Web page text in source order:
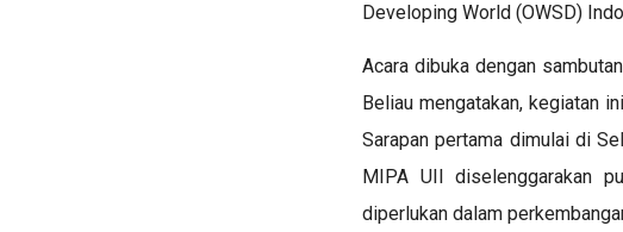
Developing World (OWSD)
Acara dibuka dengan
Beliau mengatakan, kegiatan
Sarapan pertama dimulai di
MIPA UII diselenggarakan
diperlukan dalam